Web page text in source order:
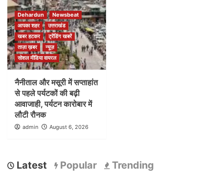
Dehardun
Newsbeat
आपका शहर
उत्तराखंड
खबर हटकर
ट्रेंडिंग खबरें
ताज़ा ख़बर
न्यूज़
सोशल मीडिया वायरल
नैनीताल और मसूरी में सप्ताहांत
से पहले पर्यटकों की बढ़ी
आवाजाही, पर्यटन कारोबार में
लौटी रौनक
admin August 6, 2026
Latest Popular Trending